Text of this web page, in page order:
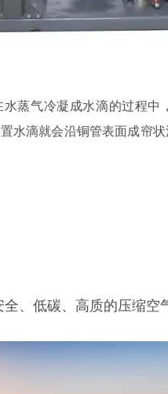
蒸气冷凝成水滴的过程中
水滴就会沿铜管表面成帘
、低碳、高质的压缩空